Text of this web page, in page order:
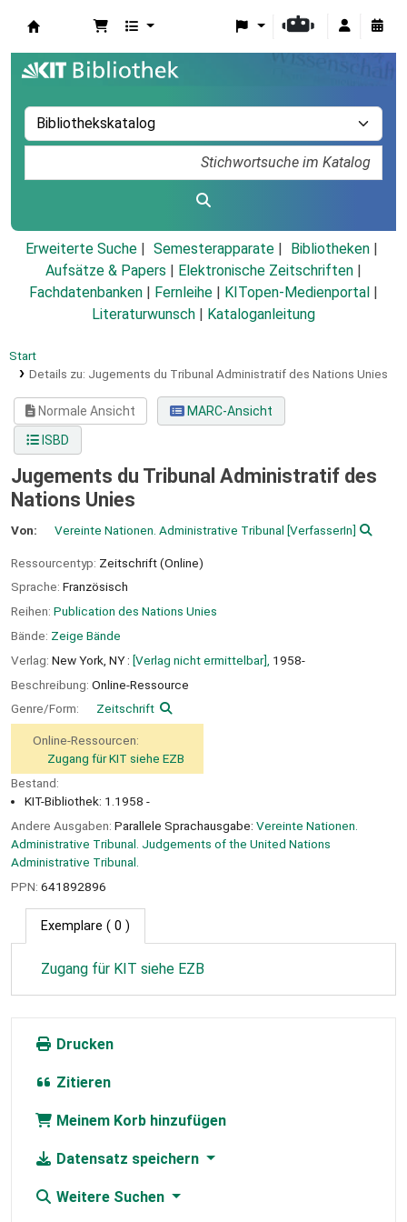
Erweiterte Suche Semesterapparate
Bibliotheken
Aufsätze & Papers
Elektronische Zeitschriften
Fachdatenbanken
Fernleihe KITopen-Medienportal
Literaturwunsch
Kataloganleitung
Start
Details zu: Jugements du Tribunal Administratif des Nations Unies
Normale Ansicht
MARC-Ansicht
ISBD
Jugements du Tribunal Administratif des
Nations Unies
Von: Vereinte Nationen. Administrative Tribunal [VerfasserIn]
Ressourcentyp: Zeitschrift (Online)
Sprache: Französisch
Reihen: Publication des Nations Unies
Bände: Zeige Bände
Verlag: New York, NY : [Verlag nicht ermittelbar], 1958-
Beschreibung: Online-Ressource
Genre/Form:
Zeitschrift
Online-Ressourcen:
Zugang für KIT siehe EZB
Bestand:
KIT-Bibliothek: 1.1958 -
Andere Ausgaben: Parallele Sprachausgabe: Vereinte Nationen.
Administrative Tribunal. Judgements of the United Nations
Administrative Tribunal.
PPN: 641892896
Exemplare ( 0 )
Zugang für KIT siehe EZB
Drucken
Zitieren
Meinem Korb hinzufügen
Datensatz speichern
Weitere Suchen